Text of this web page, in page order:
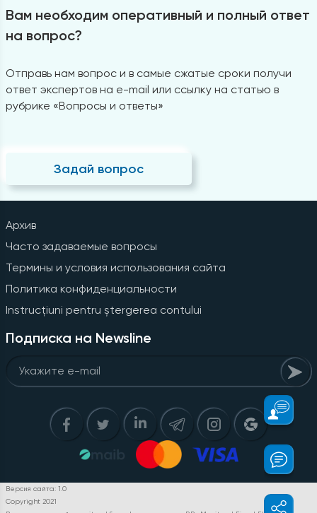
Вам необходим оперативный и полный ответ
на вопрос?
Отправь нам вопрос и в самые сжатые сроки получи
ответ экспертов на e-mail или ссылку на статью в
рубрике «Вопросы и ответы»
Задай вопрос
Архив
Часто задаваемые вопросы
Термины и условия использования сайта
Политика конфиденциальности
Instrucțiuni pentru ștergerea contului
Подписка на Newsline
Версия сайта: 1.0
Copyright 2021